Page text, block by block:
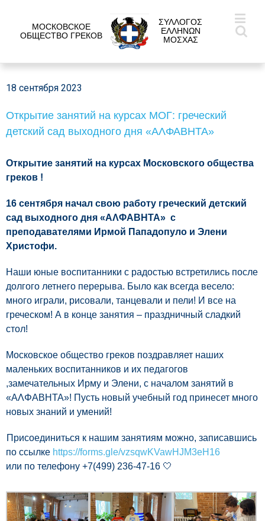
МОСКОВСКОЕ
ОБЩЕСТВО ГРЕКОВ
ΣΥΛΛΟΓΟΣ
ΕΛΛΗΝΩΝ
ΜΟΣΧΑΣ
18 сентября 2023
Открытие занятий на курсах МОГ: греческий
детский сад выходного дня «ΑΛΦΑΒΗΤΑ»
Открытие занятий на курсах Московского общества
греков !
16 сентября начал свою работу греческий детский
сад выходного дня «ΑΛΦΑΒΗΤΑ» с
преподавателями Ирмой Пападопуло и Элени
Христофи.
Наши юные воспитанники с радостью встретились после
долгого летнего перерыва. Было как всегда весело:
много играли, рисовали, танцевали и пели! И все на
греческом! А в конце занятия – праздничный сладкий
стол!
Московское общество греков поздравляет наших
маленьких воспитанников и их педагогов
,замечательных Ирму и Элени, с началом занятий в
«ΑΛΦΑΒΗΤΑ»! Пусть новый учебный год принесет много
новых знаний и умений!
Присоединиться к нашим занятиям можно, записавшись
по ссылке https://forms.gle/vzsqwKVawHJM3eH16
или по телефону +7(499) 236-47-16 🤍